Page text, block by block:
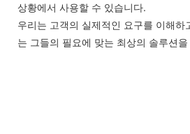
상황에서 사용할 수 있습니다.
우리는 고객의 실제적인 요구를 이해하
는 그들의 필요에 맞는 최상의 솔루션